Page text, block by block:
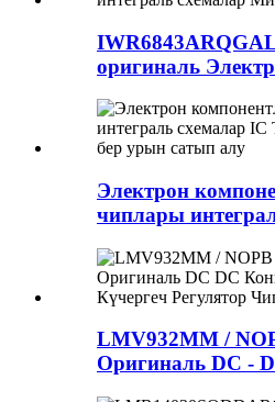
оригиналь
Электрон
чиплары
LMV932MM /
Оригиналь DC -